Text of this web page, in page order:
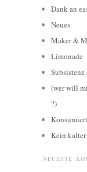
Dank an
Neues
Maker &
Limonade
(wer will
?)
Kein kalter
NEUESTE